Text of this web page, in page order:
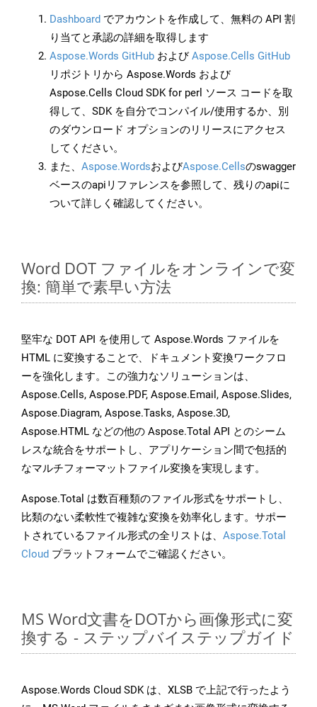
Dashboard でアカウントを作成して、無料の API 割
り当てと承認の詳細を取得します
Aspose.Words GitHub およびAspose.Cells GitHub
リポジトリから Aspose.Words および
Aspose.Cells Cloud SDK for perl ソース コードを取
得して、SDK を自分でコンパイル/使用するか、別
のダウンロード オプションのリリースにアクセス
してください。
また、 Aspose.WordsおよびAspose.Cellsのswagger
ベースのapiリファレンスを参照して、残りのapiに
ついて詳しく確認してください。
Word DOT ファイルをオンラインで変
換: 簡単で素早い方法
堅牢な DOT API を使用して Aspose.Words ファイルを
HTML に変換することで、ドキュメント変換ワークフロ
ーを強化します。この強力なソリューションは、
Aspose.Cells, Aspose.PDF, Aspose.Email, Aspose.Slides,
Aspose.Diagram, Aspose.Tasks, Aspose.3D,
Aspose.HTML などの他の Aspose.Total API とのシーム
レスな統合をサポートし、アプリケーション間で包括的
なマルチフォーマットファイル変換を実現します。
Aspose.Total は数百種類のファイル形式をサポートし、
比類のない柔軟性で複雑な変換を効率化します。サポー
トされているファイル形式の全リストは、 Aspose.Total
Cloud プラットフォームでご確認ください。
MS Word文書をDOTから画像形式に変
換する - ステップバイステップガイド
Aspose.Words Cloud SDK は、XLSB で上記で行ったよう